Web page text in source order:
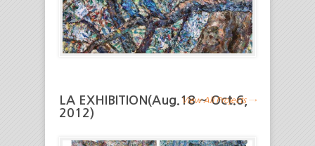
LA EXHIBITION(Aug.18 ~ Oct.6,
2012)
View All Projects →